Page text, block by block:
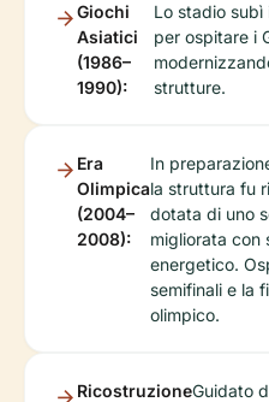
Giochi
Asiatici
(1986–
1990):
Lo stadio
per ospitare i
strutture.
Era
Olimpica
(2004–
2008):
In
la struttura fu
dotata di uno
migliorata con
energetico.
semifinali e la
olimpico.
RicostruzioneGuidato